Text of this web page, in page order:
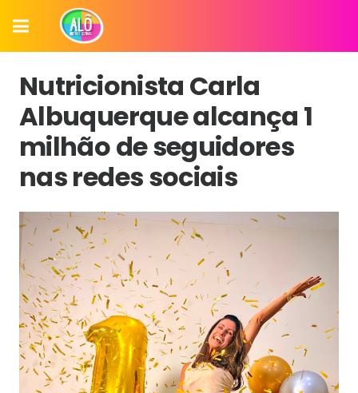
Nutricionista Carla
Albuquerque alcança 1
milhão de seguidores
nas redes sociais